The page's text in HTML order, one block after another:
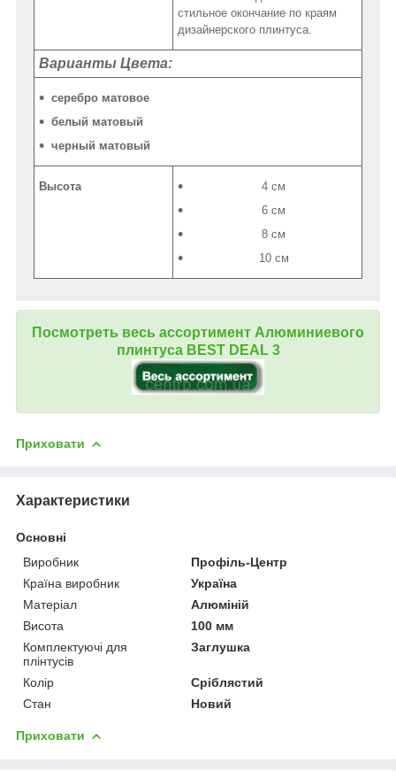
стильное окончание по краям
дизайнерского плинтуса.
Варианты Цвета:
серебро матовое
белый матовый
черный матовый
Высота
4 см
6 см
8 см
10 см
Посмотреть весь ассортимент Алюминиевого
плинтуса BEST DEAL 3
Приховати
Характеристики
Основні
Виробник
Профіль-Центр
Країна виробник
Україна
Матеріал
Алюміній
Висота
100 мм
Комплектуючі для
плінтусів
Заглушка
Колір
Сріблястий
Стан
Новий
Приховати